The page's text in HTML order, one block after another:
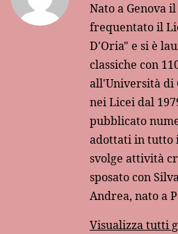
Nato a Genova
frequentato il
D'Oria" e si è
classiche con
all'Università di
nei Licei dal
pubblicato
adottati in tutto
svolge attività
sposato con
Andrea, nato a
Visualizza tutti